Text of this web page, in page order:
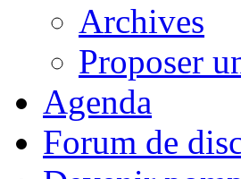
Archives
Proposer
Agenda
Forum de